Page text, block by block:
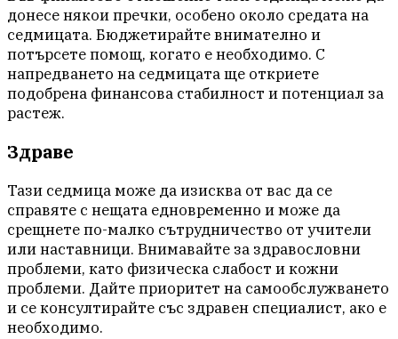
донесе някои пречки, особено около средата на
седмицата. Бюджетирайте внимателно и
потърсете помощ, когато е необходимо. С
напредването на седмицата ще откриете
подобрена финансова стабилност и потенциал за
растеж.
Здраве
Тази седмица може да изисква от вас да се
справяте с нещата едновременно и може да
срещнете по-малко сътрудничество от учители
или наставници. Внимавайте за здравословни
проблеми, като физическа слабост и кожни
проблеми. Дайте приоритет на самообслужването
и се консултирайте със здравен специалист, ако е
необходимо.